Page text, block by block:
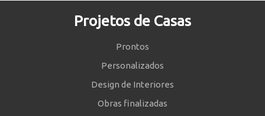
Projetos de Casas
Prontos
Personalizados
Design de Interiores
Obras finalizadas